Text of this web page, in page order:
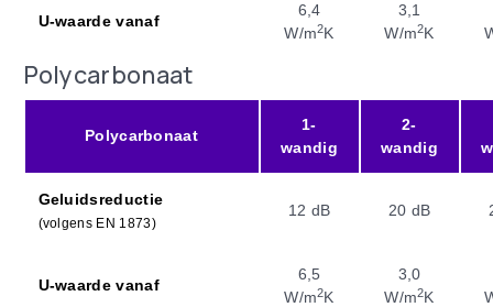
U-waarde vanaf
6,4
W/m2K
3,1
W/m2K
Polycarbonaat
Polycarbonaat
1-
wandig
2-
wandig
Geluidsreductie
(volgens EN 1873)
12 dB 20 dB
U-waarde vanaf
6,5
W/m2K
3,0
W/m2K